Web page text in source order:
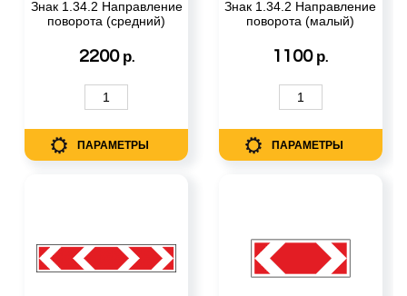
Знак 1.34.2 Направление
поворота (средний)
2200 р.
ПАРАМЕТРЫ
Знак 1.34.2 Направление
поворота (малый)
1100 р.
ПАРАМЕТРЫ